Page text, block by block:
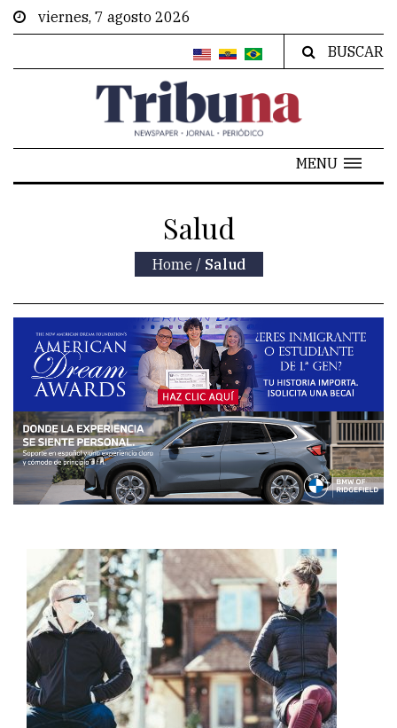
viernes, 7 agosto 2026
BUSCAR
MENU
Salud
Home / Salud